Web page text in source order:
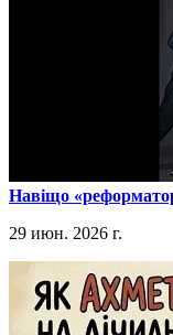
​Навіщо
29 июн. 2026 г.